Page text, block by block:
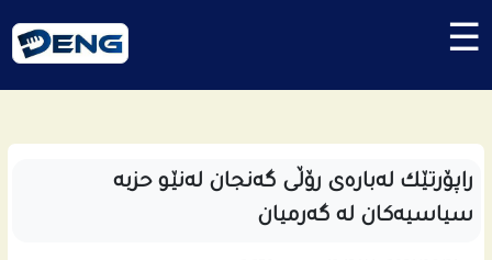
☰
راپۆرتێك له‌باره‌ى رۆڵی گه‌نجان له‌نێو حزبه‌
سیاسیه‌كان له‌ گه‌رمیان